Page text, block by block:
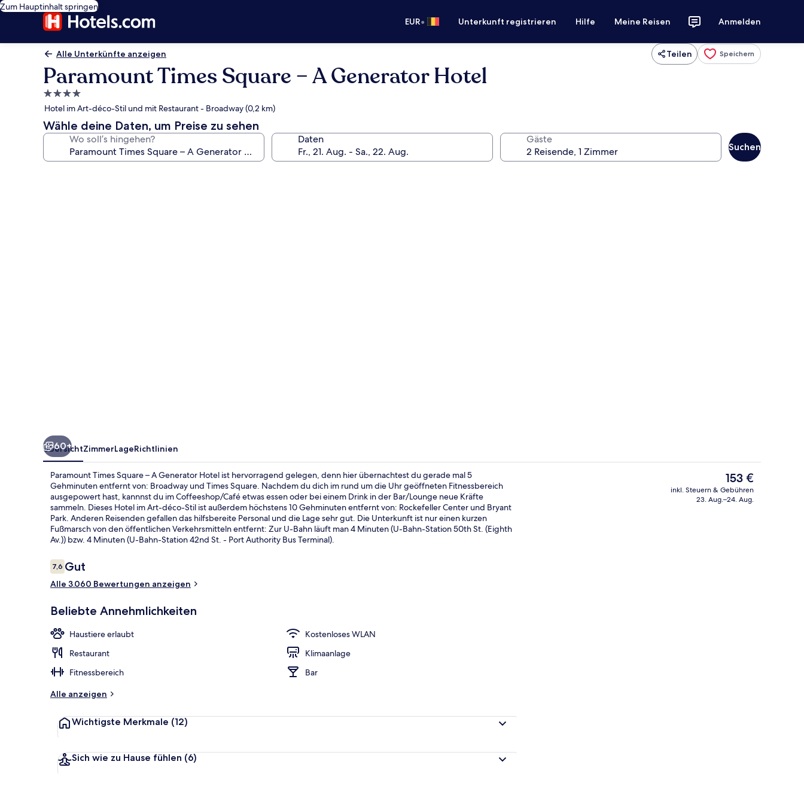
Zum Hauptinhalt springen
EUR• Unterkunft registrieren Hilfe Meine Reisen Anmelden
Alle Unterkünfte anzeigen Teilen Speichern
Paramount Times Square – A Generator Hotel
4.0-
Sterne-
Unterkunft
Hotel im Art-déco-Stil und mit Restaurant - Broadway (0,2 km)
Wähle deine Daten, um Preise zu sehen
Wo soll’s hingehen? Daten Gäste
Suchen
Wohnbereich Bettwäsche aus ägyptischer
60+
ÜbersichtZimmerLageRichtlinien
Paramount Times Square – A Generator Hotel ist hervorragend gelegen, denn hier übernachtest du gerade mal 5
Gehminuten entfernt von: Broadway und Times Square. Nachdem du dich im rund um die Uhr geöffneten Fitnessbereich
ausgepowert hast, kannnst du im Coffeeshop/Café etwas essen oder bei einem Drink in der Bar/Lounge neue Kräfte
sammeln. Dieses Hotel im Art-déco-Stil ist außerdem höchstens 10 Gehminuten entfernt von: Rockefeller Center und Bryant
Park. Anderen Reisenden gefallen das hilfsbereite Personal und die Lage sehr gut. Die Unterkunft ist nur einen kurzen
Fußmarsch von den öffentlichen Verkehrsmitteln entfernt: Zur U-Bahn läuft man 4 Minuten (U-Bahn-Station 50th St. (Eighth
Av.)) bzw. 4 Minuten (U-Bahn-Station 42nd St. - Port Authority Bus Terminal).
Bewertungen
7,67,6 von 10.
Gut
Alle 3.060 Bewertungen anzeigen
Beliebte Annehmlichkeiten
Haustiere erlaubt
Kostenloses WLAN
Restaurant
Klimaanlage
Fitnessbereich
Bar
Alle anzeigen
Wichtigste Merkmale (12)
Sich wie zu Hause fühlen (6)
Der
aktuelle
Preis
153 €
inkl. Steuern & Gebühren
23. Aug.–24. Aug.